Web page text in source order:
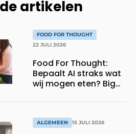
artikelen
FOOD FOR THOUGHT
22 JULI 2026
Food For Thought:
Bepaalt AI straks wat
wij mogen eten? Big
ALGEMEEN 15 JULI 2026